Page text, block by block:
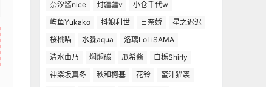
奈汐酱nice
封疆疆v
小仓千代w
屿鱼Yukako
抖娘利世 日奈娇
星之迟迟
桜桃喵
水淼aqua
洛璃LoLiSAMA
清水由乃
焖焖碳 瓜希酱
白栎Shirly
神楽坂真冬
秋和柯基 花铃
蜜汁猫裘